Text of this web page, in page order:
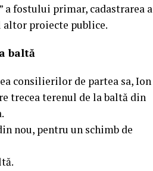
a fostului primar, cadastrarea a
altor proiecte publice.
baltă
consilierilor de partea sa, Ion
trecea terenul de la baltă din
nou, pentru un schimb de